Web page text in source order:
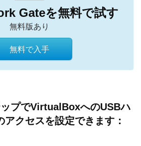
Gateを無料で試す
無料版あり
無料で入手
プでVirtualBoxへのUSBハ
アクセスを設定できます：